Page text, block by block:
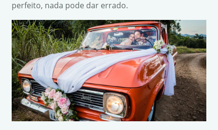
perfeito, nada pode dar errado.